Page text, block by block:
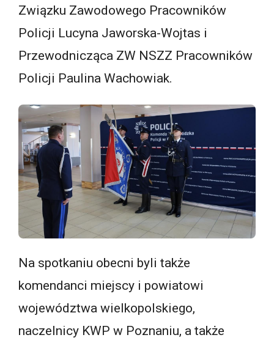
Związku Zawodowego Pracowników
Policji Lucyna Jaworska-Wojtas i
Przewodnicząca ZW NSZZ Pracowników
Policji Paulina Wachowiak.
Na spotkaniu obecni byli także
komendanci miejscy i powiatowi
województwa wielkopolskiego,
naczelnicy KWP w Poznaniu, a także